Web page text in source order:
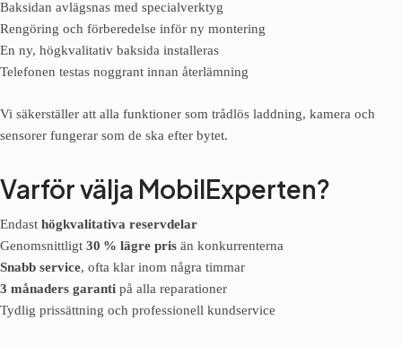
Baksidan avlägsnas med specialverktyg
Rengöring och förberedelse inför ny montering
En ny, högkvalitativ baksida installeras
Telefonen testas noggrant innan återlämning
Vi säkerställer att alla funktioner som trådlös laddning, kamera och
sensorer fungerar som de ska efter bytet.
Varför välja MobilExperten?
Endast högkvalitativa reservdelar
Genomsnittligt 30 % lägre pris än konkurrenterna
Snabb service, ofta klar inom några timmar
3 månaders garanti på alla reparationer
Tydlig prissättning och professionell kundservice